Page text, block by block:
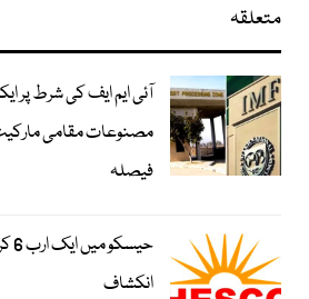
متعلقہ
آئی ایم ایف کی شرط پر
مصنوعات مقامی
فیصلہ
انکشاف